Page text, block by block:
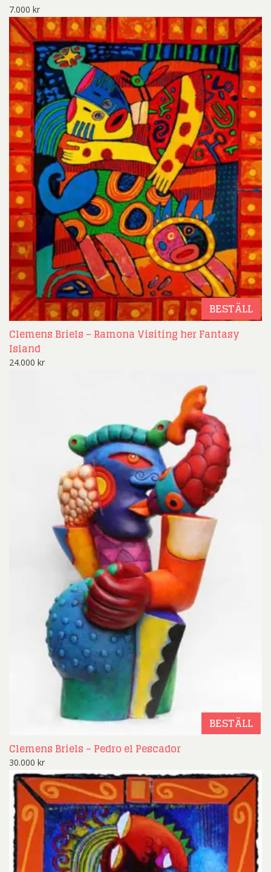
7.000 kr
BESTÄLL
Clemens Briels – Ramona Visiting her Fantasy
Island
24.000 kr
BESTÄLL
Clemens Briels – Pedro el Pescador
30.000 kr